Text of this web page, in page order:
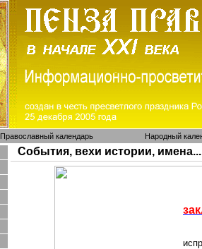
Православный календарь Народный
События, вехи истории, имена...